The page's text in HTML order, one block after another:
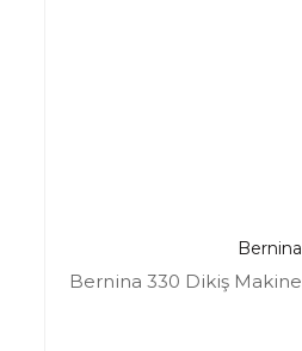
Bernina
Bernina 330 Dikiş